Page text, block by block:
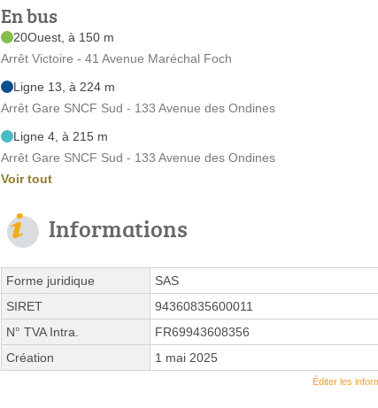
En bus
20Ouest, à 150 m
Arrêt Victoire - 41 Avenue Maréchal Foch
Ligne 13, à 224 m
Arrêt Gare SNCF Sud - 133 Avenue des Ondines
Ligne 4, à 215 m
Arrêt Gare SNCF Sud - 133 Avenue des Ondines
Voir tout
Informations
Forme juridique
SAS
SIRET
94360835600011
N° TVA Intra.
FR69943608356
Création
1 mai 2025
Éditer les